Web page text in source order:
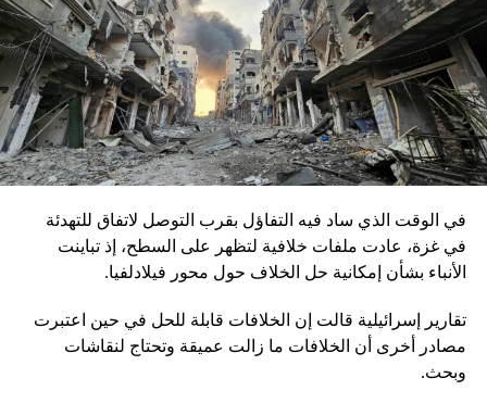
في الوقت الذي ساد فيه التفاؤل بقرب التوصل لاتفاق للتهدئة
في غزة، عادت ملفات خلافية لتظهر على السطح، إذ تباينت
الأنباء بشأن إمكانية حل الخلاف حول محور فيلادلفيا.
تقارير إسرائيلية قالت إن الخلافات قابلة للحل في حين اعتبرت
مصادر أخرى أن الخلافات ما زالت عميقة وتحتاج لنقاشات
وبحث.